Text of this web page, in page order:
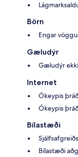
Börn
Engar
Gæludýr
Gæludýr
Internet
Ókeypis
Ókeypis
Bílastæði
Bílastæði